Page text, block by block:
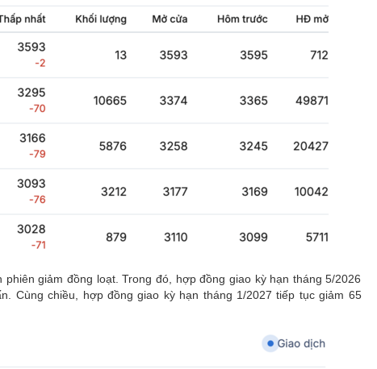
giảm đồng loạt. Trong đó, hợp đồng giao kỳ hạn tháng 5/2026
Cùng chiều, hợp đồng giao kỳ hạn tháng 1/2027 tiếp tục giảm 65